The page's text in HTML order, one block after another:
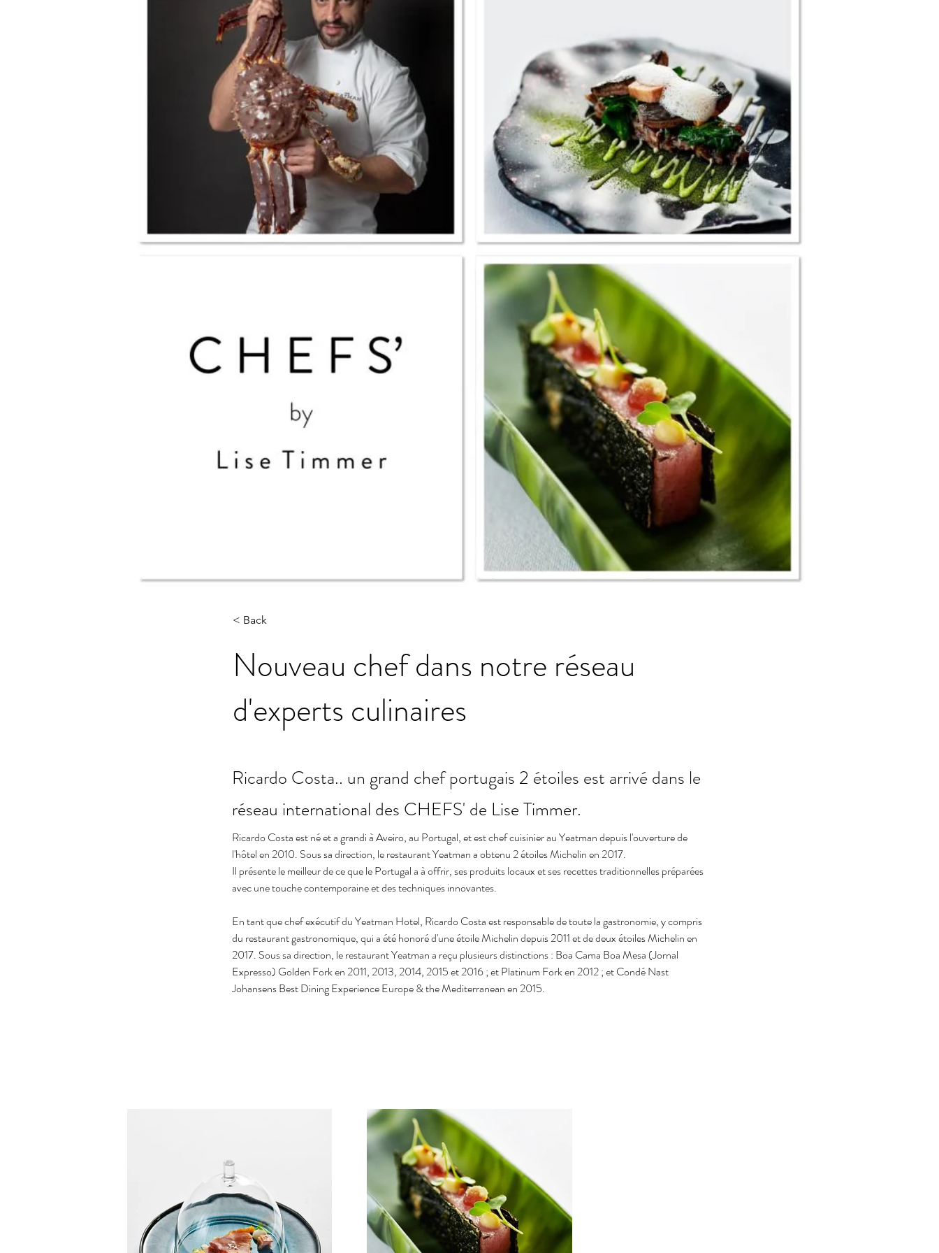
< Back
Nouveau chef dans notre réseau
d'experts culinaires
Ricardo Costa.. un grand chef portugais 2 étoiles est arrivé dans le
réseau international des CHEFS' de Lise Timmer.
Ricardo Costa est né et a grandi à Aveiro, au Portugal, et est chef cuisinier au Yeatman depuis l'ouverture de
l'hôtel en 2010. Sous sa direction, le restaurant Yeatman a obtenu 2 étoiles Michelin en 2017.
Il présente le meilleur de ce que le Portugal a à offrir, ses produits locaux et ses recettes traditionnelles préparées
avec une touche contemporaine et des techniques innovantes.
En tant que chef exécutif du Yeatman Hotel, Ricardo Costa est responsable de toute la gastronomie, y compris
du restaurant gastronomique, qui a été honoré d'une étoile Michelin depuis 2011 et de deux étoiles Michelin en
2017. Sous sa direction, le restaurant Yeatman a reçu plusieurs distinctions : Boa Cama Boa Mesa (Jornal
Expresso) Golden Fork en 2011, 2013, 2014, 2015 et 2016 ; et Platinum Fork en 2012 ; et Condé Nast
Johansens Best Dining Experience Europe & the Mediterranean en 2015.